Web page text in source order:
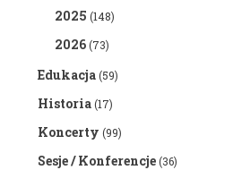
2025 (148)
2026(73)
Edukacja(59)
Historia(17)
Koncerty (99)
Sesje / Konferencje(36)